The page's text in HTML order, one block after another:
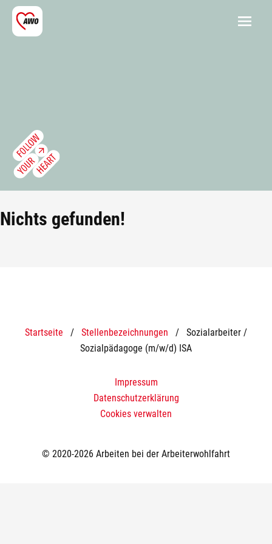
Nichts gefunden!
Startseite / Stellenbezeichnungen / Sozialarbeiter /
Sozialpädagoge (m/w/d) ISA
Impressum
Datenschutzerklärung
Cookies verwalten
© 2020-2026 Arbeiten bei der Arbeiterwohlfahrt